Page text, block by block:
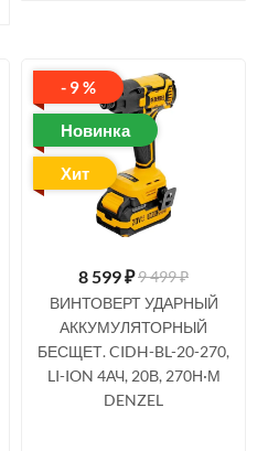
- 9 %
Новинка
Хит
8 599₽9 499 ₽
ВИНТОВЕРТ УДАРНЫЙ
АККУМУЛЯТОРНЫЙ
БЕСЩЕТ. CIDH-BL-20-270,
LI-ION 4АЧ, 20В, 270Н·М
DENZEL